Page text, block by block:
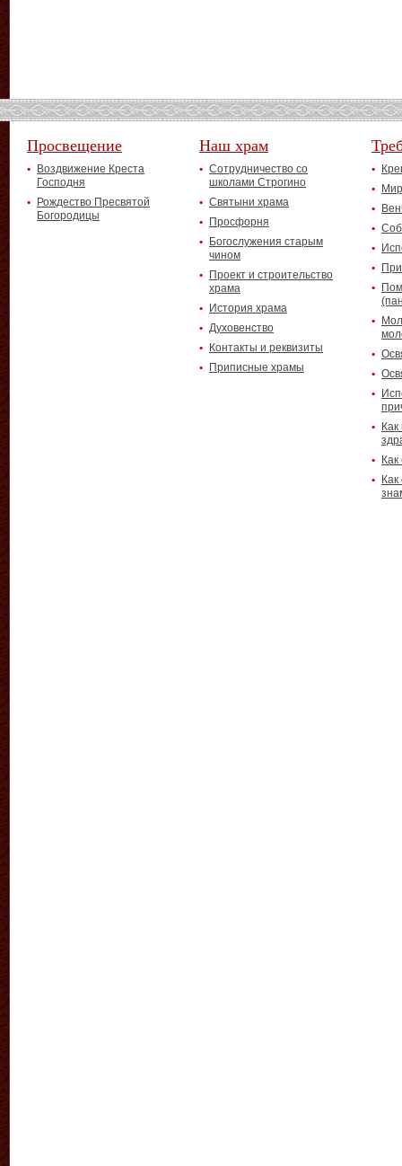
Просвещение
Воздвижение Креста
Господня
Рождество Пресвятой
Богородицы
Наш храм
Сотрудничество со
школами Строгино
Святыни храма
Просфорня
Богослужения старым
чином
Проект и строительство
храма
История храма
Духовенство
Контакты и реквизиты
Приписные храмы
Как